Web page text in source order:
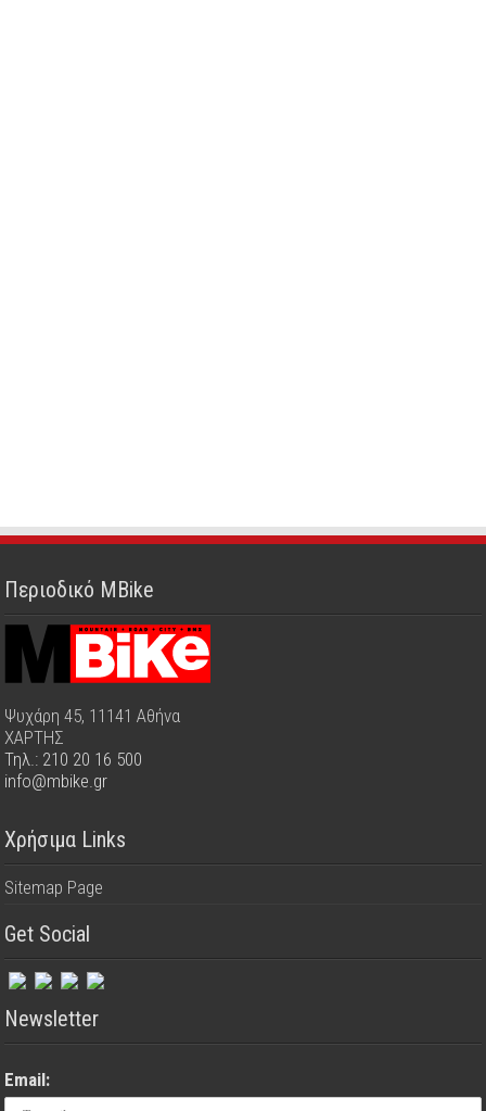
Περιοδικό MBike
Ψυχάρη 45, 11141 Αθήνα
ΧΑΡΤΗΣ
Τηλ.: 210 20 16 500
info@mbike.gr
Χρήσιμα Links
Sitemap Page
Get Social
Newsletter
Email: